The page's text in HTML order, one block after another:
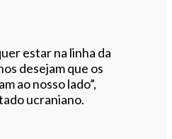
estar na linha da
desejam que os
ao nosso lado”,
ucraniano.